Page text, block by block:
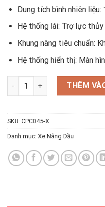
Dung tích bình nhiên liệu:
Hệ thống lái: Trợ lực
Khung nâng tiêu chuẩn:
Hệ thống hiển thị: Màn
Xe nâng dầu 4.5 tấn dòng X
THÊM
SKU: CPCD45-X
Danh mục: Xe Nâng Dầu